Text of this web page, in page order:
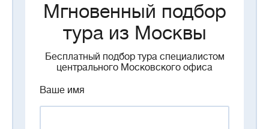
Мгновенный подбор
тура из Москвы
Бесплатный подбор тура специалистом
центрального Московского офиса
Ваше имя